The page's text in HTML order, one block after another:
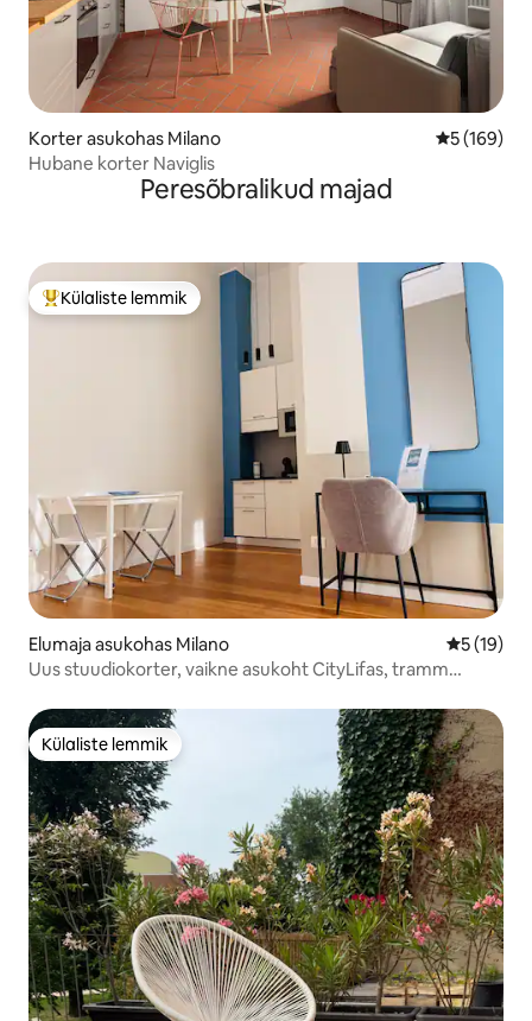
Korter asukohas Milano Keskmine
5 (169)
Hubane korter Naviglis
Peresõbralikud majad
Külaliste suur lemmik
Külaliste lemmik
Elumaja asukohas Milano Keskmine
5 (19)
Uus stuudiokorter, vaikne asukoht CityLifas, tramm
Külaliste lemmik
Külaliste lemmik